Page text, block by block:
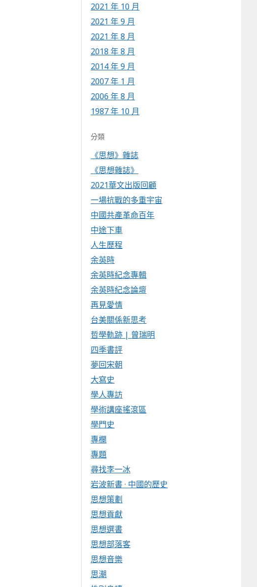
2021 年 10 月
2021 年 9 月
2021 年 8 月
2018 年 8 月
2014 年 9 月
2007 年 1 月
2006 年 8 月
1987 年 10 月
分類
《思想》雜誌
《思想雜誌》
2021華文出版回顧
一場抗戰的多重宇宙
中國共產革命百年
中途下車
人生歷程
余英時
余英時紀念專輯
余英時紀念論壇
再見愛情
台美關係新思考
哲學軌跡 | 曾瑞明
四季書評
夢回宋朝
大寫史
學人專訪
學術講座搖滾區
學門史
專欄
專題
尋找李一冰
岩波新書 · 中國的歷史
思想策劃
思想貢獻
思想選書
思想部落客
思想音樂
思潮